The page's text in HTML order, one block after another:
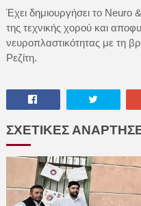
Έχει δημιουργήσει το Neuro
της τεχνικής χορού και
νευροπλαστικότητας με τη
Ρεζίτη.
ΣΧΕΤΙΚΕΣ